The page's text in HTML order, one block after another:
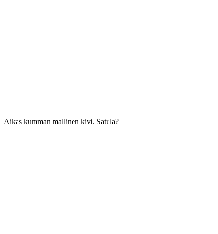
Aikas kumman mallinen kivi. Satula?